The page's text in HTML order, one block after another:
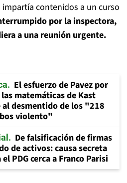
contenidos a un curso
por la inspectora,
a una reunión urgente.
El esfuerzo de Pavez por
matemáticas de Kast
desmentido de los "218
violento"
De falsificación de firmas
de activos: causa secreta
PDG cerca a Franco Parisi